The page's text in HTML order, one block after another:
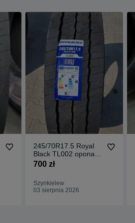
opony do tira, opony do ciągnika
nowe
245/70R17.5 Royal
Black TL002 opona
ciężarowa naczepowa
700 zł
Szynkielew
03 sierpnia 2026